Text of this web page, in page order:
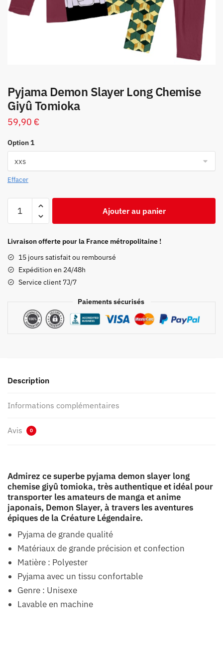
Pyjama Demon Slayer Long Chemise
Giyû Tomioka
59,90 €
Option 1
Effacer
Demon
Long
Chemise
Giyû
Ajouter au panier
Livraison offerte pour la France métropolitaine !
15 jours satisfait ou remboursé
Expédition en 24/48h
Service client 7J/7
Paiements sécurisés
Description
Informations complémentaires
Avis 0
Admirez ce superbe pyjama demon slayer long
chemise giyû tomioka, très authentique et idéal pour
transporter les amateurs de manga et anime
japonais, Demon Slayer, à travers les aventures
épiques de la Créature Légendaire.
Pyjama de grande qualité
Matériaux de grande précision et confection
Matière : Polyester
Pyjama avec un tissu confortable
Genre : Unisexe
Lavable en machine